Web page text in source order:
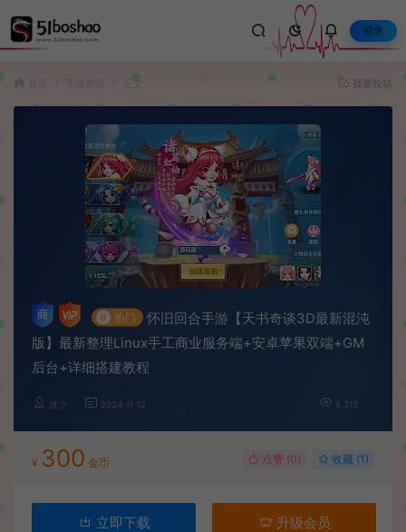
登录
手游资源 正文 我要投稿
# 热门
怀旧回合手游【天书奇谈3D最新混沌
版】最新整理Linux手工商业服务端+安卓苹果双端+GM
后台+详细搭建教程
波少 2024-11-12 6,313
¥ 300 金币 点赞 (0) 收藏 (1)
立即下载 升级会员